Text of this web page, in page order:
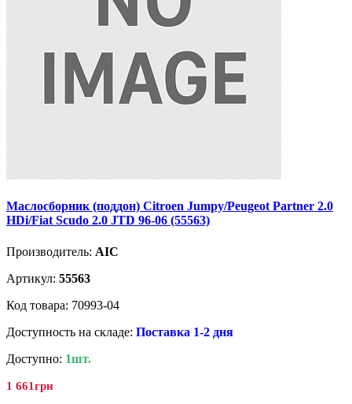
Маслосборник (поддон) Citroen Jumpy/Peugeot Partner 2.0
HDi/Fiat Scudo 2.0 JTD 96-06 (55563)
Производитель: AIC
Артикул: 55563
Код товара: 70993-04
Доступность на складе: Поставка 1-2 дня
Доступно: 1шт.
1 661грн